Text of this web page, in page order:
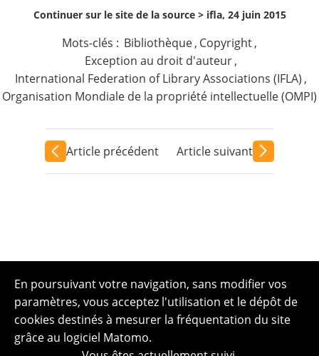
Continuer sur le site de la source > ifla, 24 juin 2015
Mots-clés : Bibliothèque, Copyright,
Exception au droit d'auteur ,
International Federation of Library Associations (IFLA) ,
Organisation Mondiale de la propriété intellectuelle (OMPI)
Article précédent Article suivant
En poursuivant votre navigation, sans modifier vos
paramètres, vous acceptez l'utilisation et le dépôt de
cookies destinés à mesurer la fréquentation du site
grâce au logiciel Matomo.